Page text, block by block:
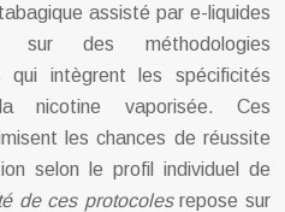
assisté par e-liquides
sur des méthodologies
qui intègrent les spécificités
nicotine vaporisée. Ces
les chances de réussite
selon le profil individuel de
de ces protocolesrepose sur